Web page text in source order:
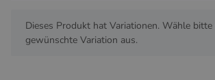
x
Dieses Produkt hat Variationen. Wähle bitte
gewünschte Variation aus.